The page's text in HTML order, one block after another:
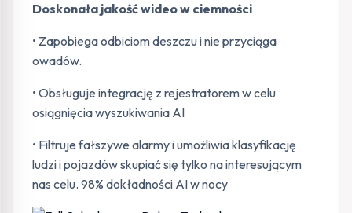
Doskonała jakość wideo w ciemności
• Zapobiega odbiciom deszczu i nie przyciąga
owadów.
• Obsługuje integrację z rejestratorem w celu
osiągnięcia wyszukiwania AI
• Filtruje fałszywe alarmy i umożliwia klasyfikację
ludzi i pojazdów skupiać się tylko na interesującym
nas celu. 98% dokładności AI w nocy